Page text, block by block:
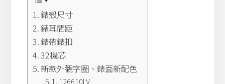
錶殼尺寸
錶耳間距
錶帶錶扣
32機芯
新款外觀字圈、錶面新配色
126610LV